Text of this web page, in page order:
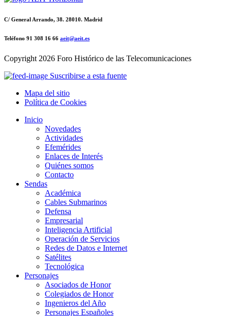
C/ General Arrando, 38. 28010. Madrid
Teléfono 91 308 16 66 aeit@aeit.es
Copyright 2026 Foro Histórico de las Telecomunicaciones
Suscribirse a esta fuente
Mapa del sitio
Política de Cookies
Inicio
Novedades
Actividades
Efemérides
Enlaces de Interés
Quiénes somos
Contacto
Sendas
Académica
Cables Submarinos
Defensa
Empresarial
Inteligencia Artificial
Operación de Servicios
Redes de Datos e Internet
Satélites
Tecnológica
Personajes
Asociados de Honor
Colegiados de Honor
Ingenieros del Año
Personajes Españoles